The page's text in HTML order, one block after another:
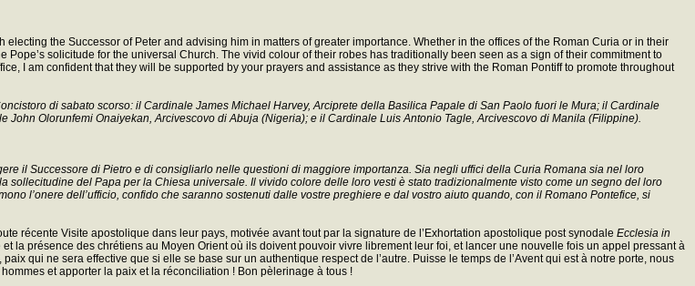
the Successor of Peter and advising him in matters of greater importance. Whether in the offices of the Roman Curia or in their
solicitude for the universal Church. The vivid colour of their robes has traditionally been seen as a sign of their commitment to
I am confident that they will be supported by your prayers and assistance as they strive with the Roman Pontiff to promote throughout
di sabato scorso: il Cardinale James Michael Harvey, Arciprete della Basilica Papale di San Paolo fuori le Mura; il Cardinale
Olorunfemi Onaiyekan, Arcivescovo di Abuja (Nigeria); e il Cardinale Luis Antonio Tagle, Arcivescovo di Manila (Filippine).
il Successore di Pietro e di consigliarlo nelle questioni di maggiore importanza. Sia negli uffici della Curia Romana sia nel loro
del Papa per la Chiesa universale. Il vivido colore delle loro vesti è stato tradizionalmente visto come un segno del loro
l’onere dell’ufficio, confido che saranno sostenuti dalle vostre preghiere e dal vostro aiuto quando, con il Romano Pontefice, si
récente Visite apostolique dans leur pays, motivée avant tout par la signature de l’Exhortation apostolique post synodale Ecclesia in
la présence des chrétiens au Moyen Orient où ils doivent pouvoir vivre librement leur foi, et lancer une nouvelle fois un appel pressant à
qui ne sera effective que si elle se base sur un authentique respect de l’autre. Puisse le temps de l’Avent qui est à notre porte, nous
et apporter la paix et la réconciliation ! Bon pèlerinage à tous !